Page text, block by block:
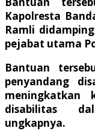
Kapolresta
Ramli
pejabat utama
Bantuan
penyandang
meningkatkan
disabilitas
ungkapnya.